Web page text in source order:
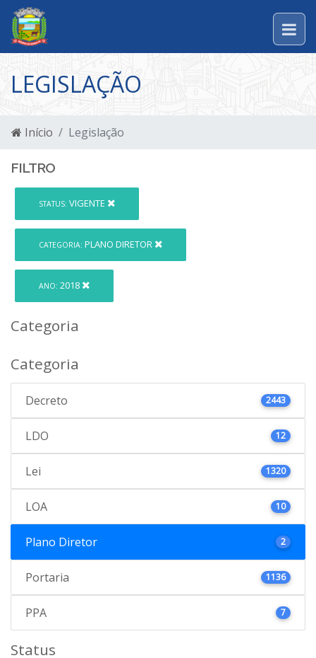
LEGISLAÇÃO
Início Legislação
FILTRO
STATUS: VIGENTE
CATEGORIA: PLANO DIRETOR
ANO: 2018
Categoria
Categoria
Decreto 2443
LDO 12
Lei 1320
LOA 10
Plano Diretor 2
Portaria 1136
PPA 7
Status